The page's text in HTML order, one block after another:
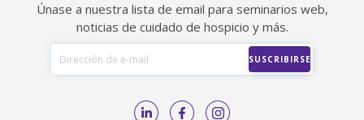
Únase a nuestra lista de email para seminarios web,
noticias de cuidado de hospicio y más.